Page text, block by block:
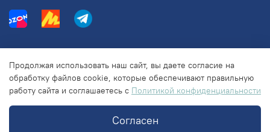
Информация
Правовая информация
Продолжая использовать наш сайт, вы даете согласие на
обработку файлов cookie, которые обеспечивают правильную
работу сайта и соглашаетесь с Политикой конфиденциальности
Согласен